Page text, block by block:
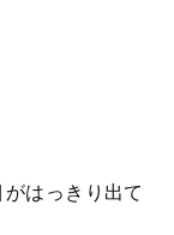
はっきり出て